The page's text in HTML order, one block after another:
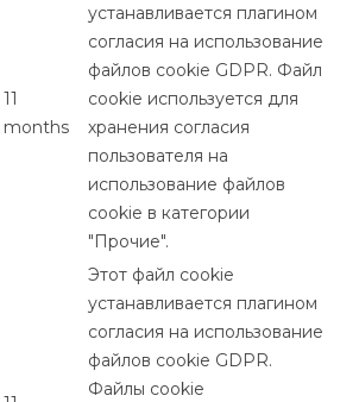
11
months
устанавливается плагином
согласия на использование
файлов cookie GDPR. Файл
cookie используется для
хранения согласия
пользователя на
использование файлов
cookie в категории
"Прочие".
Этот файл cookie
устанавливается плагином
согласия на использование
файлов cookie GDPR.
Файлы cookie